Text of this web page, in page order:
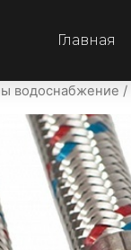
Главная
водоснабжение /